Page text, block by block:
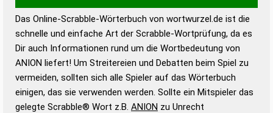
Wortwurzel liefert mit Hilfe eines semantischen
Wortanalyse-Algorithmus gute Anhaltspunkte zu
Wortbedeutung, Worttrennung und Wortform, um die
Gültigkeit eines Wortes für das Scrabble-Spiel zu
bestimmen!
zugelassene Turnier Scrabble-
Wörterbücher sind:
Das Online-Scrabble-Wörterbuch von wortwurzel.de ist die
schnelle und einfache Art der Scrabble-Wortprüfung, da es
Dir auch Informationen rund um die Wortbedeutung von
ANION liefert! Um Streitereien und Debatten beim Spiel zu
vermeiden, sollten sich alle Spieler auf das Wörterbuch
einigen, das sie verwenden werden. Sollte ein Mitspieler das
gelegte Scrabble® Wort z.B. ANION zu Unrecht